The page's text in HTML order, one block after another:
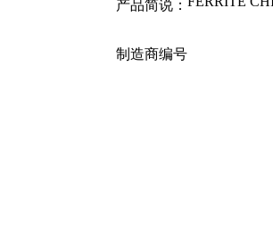
产品简说：
制造商编号